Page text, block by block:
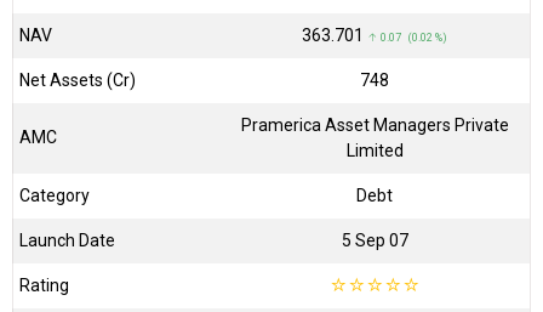
NAV ₹363.701 ↑ 0.07 (0.02 %)
Net Assets (Cr) ₹748
AMC
Pramerica Asset Managers Private
Limited
Category Debt
Launch Date 5 Sep 07
Rating ☆☆☆☆☆